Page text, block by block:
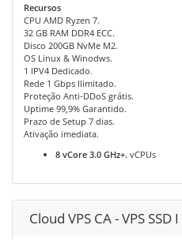
Recursos
CPU AMD Ryzen 7.
32 GB RAM DDR4 ECC.
Disco 200GB NvMe M2.
OS Linux & Winodws.
1 IPV4 Dedicado.
Rede 1 Gbps Ilimitado.
Proteção Anti-DDoS grátis.
Uptime 99,9% Garantido.
Prazo de Setup 7 dias.
Ativação imediata.
8 vCore 3.0 GHz+. vCPUs
Cloud VPS CA - VPS SSD I